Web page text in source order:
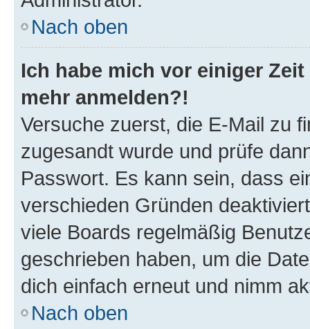
Nach oben
Ich habe mich vor einiger
mehr anmelden?!
Versuche zuerst, die E-Mail zu
zugesandt wurde und prüfe
Passwort. Es kann sein, dass
verschieden Gründen
viele Boards regelmäßig
geschrieben haben, um die
dich einfach erneut und nimm
Nach oben